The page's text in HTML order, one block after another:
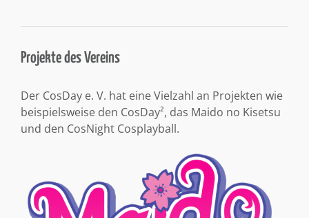
Projekte des Vereins
Der CosDay e. V. hat eine Vielzahl an Projekten wie
beispielsweise den CosDay², das Maido no Kisetsu
und den CosNight Cosplayball.